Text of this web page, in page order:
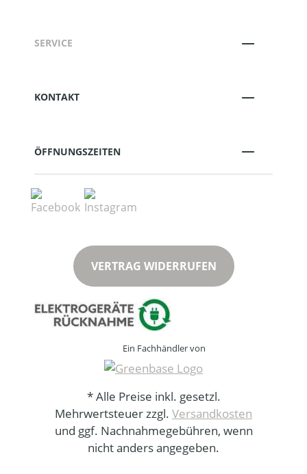
SERVICE
KONTAKT
ÖFFNUNGSZEITEN
VERTRAG WIDERRUFEN
Ein Fachhändler von
* Alle Preise inkl. gesetzl.
Mehrwertsteuer zzgl. Versandkosten
und ggf. Nachnahmegebühren, wenn
nicht anders angegeben.